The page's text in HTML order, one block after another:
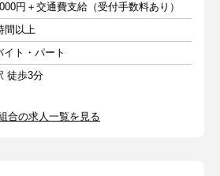
円＋交通費支給（受付手数料あり）
間以上
イト・パート
徒歩3分
合の求人一覧を見る